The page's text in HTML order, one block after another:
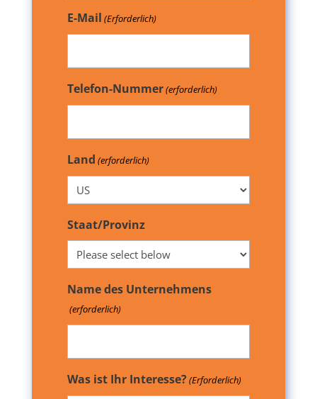
E-Mail (Erforderlich)
Telefon-Nummer(erforderlich)
Land (erforderlich)
Staat/Provinz
Name des Unternehmens
(erforderlich)
Was ist Ihr Interesse?(Erforderlich)